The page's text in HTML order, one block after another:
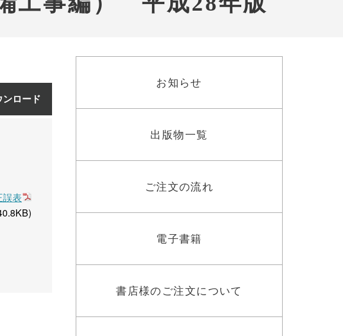
ンロード
誤表
お知らせ
出版物一覧
ご注文の流れ
電子書籍
書店様のご注文について